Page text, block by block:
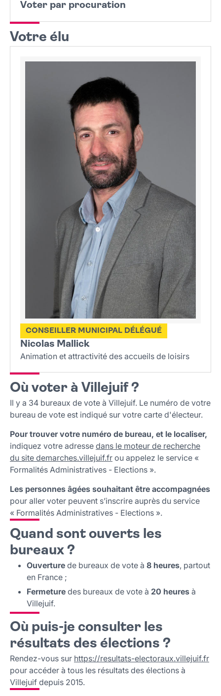
Voter par procuration
Votre élu
Nicolas Mallick
CONSEILLER MUNICIPAL DÉLÉGUÉ
Animation et attractivité des accueils de loisirs
Où voter à Villejuif ?
Il y a 34 bureaux de vote à Villejuif. Le numéro de votre
bureau de vote est indiqué sur votre carte d'électeur.
Pour trouver votre numéro de bureau, et le localiser,
indiquez votre adresse dans le moteur de recherche
du site demarches.villejuif.fr ou appelez le service «
Formalités Administratives - Elections ».
Les personnes âgées souhaitant être accompagnées
pour aller voter peuvent s’inscrire auprès du service
« Formalités Administratives - Elections ».
Quand sont ouverts les
bureaux ?
Ouverture de bureaux de vote à 8 heures, partout
en France ;
Fermeture des bureaux de vote à 20 heures à
Villejuif.
Où puis-je consulter les
résultats des élections ?
Rendez-vous sur https://resultats-electoraux.villejuif.fr
pour accéder à tous les résultats des élections à
Villejuif depuis 2015.